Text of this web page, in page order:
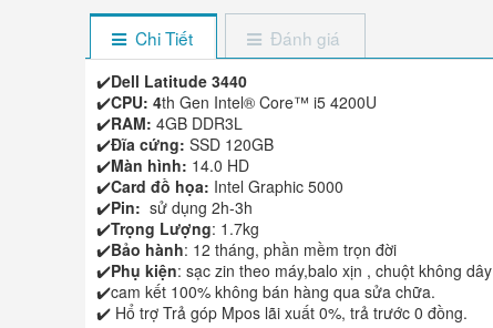
Chi Tiết Đánh giá
✔️Dell Latitude 3440
✔️CPU: 4th Gen Intel® Core™ i5 4200U
✔️RAM: 4GB DDR3L
✔️Đĩa cứng: SSD 120GB
✔️Màn hình: 14.0 HD
✔️Card đồ họa: Intel Graphic 5000
✔️Pin: sử dụng 2h-3h
✔️Trọng Lượng: 1.7kg
✔️Bảo hành: 12 tháng, phần mềm trọn đời
✔️Phụ kiện: sạc zin theo máy,balo xịn , chuột không dây
✔️cam kết 100% không bán hàng qua sửa chữa.
✔️ Hổ trợ Trả góp Mpos lãi xuất 0%, trả trước 0 đồng.